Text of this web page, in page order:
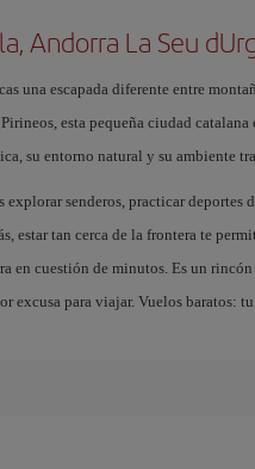
Andorra La Seu
una escapada diferente entre
esta pequeña ciudad
su entorno natural y su ambiente
explorar senderos, practicar
estar tan cerca de la frontera te
en cuestión de minutos. Es un
excusa para viajar. Vuelos baratos: